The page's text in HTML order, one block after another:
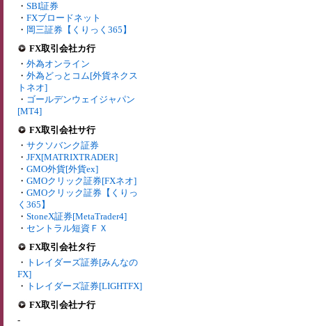
・ SBI証券
・ FXブロードネット
・ 岡三証券【くりっく365】
FX取引会社カ行
・ 外為オンライン
・ 外為どっとコム[外貨ネクス
トネオ]
・ ゴールデンウェイジャパン
[MT4]
FX取引会社サ行
・ サクソバンク証券
・ JFX[MATRIXTRADER]
・ GMO外貨[外貨ex]
・ GMOクリック証券[FXネオ]
・ GMOクリック証券【くりっ
く365】
・ StoneX証券[MetaTrader4]
・ セントラル短資ＦＸ
FX取引会社タ行
・ トレイダーズ証券[みんなの
FX]
・ トレイダーズ証券[LIGHTFX]
FX取引会社ナ行
-